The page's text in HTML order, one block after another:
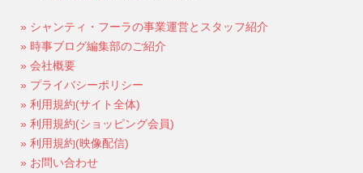
» シャンティ・フーラの事業運営とスタッフ紹介
» 時事ブログ編集部のご紹介
» 会社概要
» プライバシーポリシー
» 利用規約(サイト全体)
» 利用規約(ショッピング会員)
» 利用規約(映像配信)
» お問い合わせ